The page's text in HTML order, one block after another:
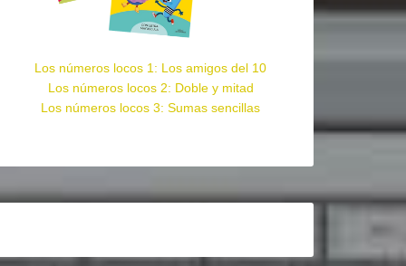
Los números locos 1: Los amigos del 10
Los números locos 2: Doble y mitad
Los números locos 3: Sumas sencillas